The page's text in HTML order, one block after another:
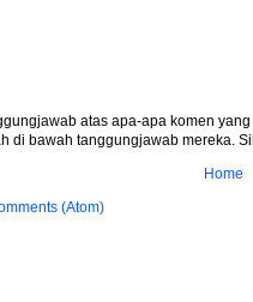
atas apa-apa komen
di bawah tanggungjawab mereka.
Home
(Atom)